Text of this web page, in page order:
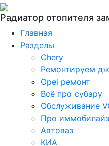
Радиатор отопителя
Главная
Разделы
Chery
Ремонтируем
Opel ремонт
Всё про субару
Обслуживание
Про
Автоваз
КИА